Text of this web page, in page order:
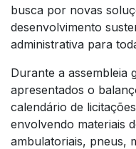
busca por novas
desenvolvimento
administrativa para
Durante a assembleia
apresentados o
calendário de
envolvendo materiais
ambulatoriais, pneus,